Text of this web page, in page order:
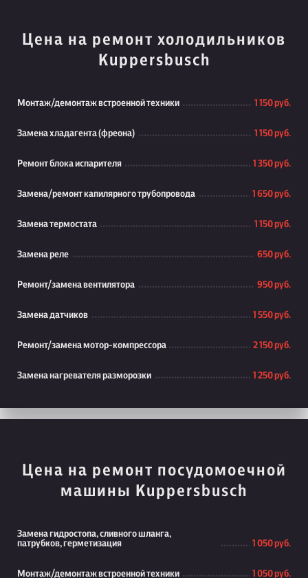
Цена на ремонт холодильников
Kuppersbusch
Монтаж/демонтаж встроенной техники 1 150 руб.
Замена хладагента (фреона) 1 150 руб.
Ремонт блока испарителя 1 350 руб.
Замена/ремонт капилярного трубопровода 1 650 руб.
Замена термостата 1 150 руб.
Замена реле 650 руб.
Ремонт/замена вентилятора 950 руб.
Замена датчиков 1 550 руб.
Ремонт/замена мотор-компрессора 2 150 руб.
Замена нагревателя разморозки 1 250 руб.
Цена на ремонт посудомоечной
машины Kuppersbusch
Замена гидростопа, сливного шланга,
патрубков, герметизация
1 050 руб.
Монтаж/демонтаж встроенной техники 1 050 руб.